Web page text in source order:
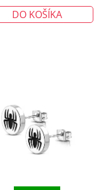
DO KOŠÍKA